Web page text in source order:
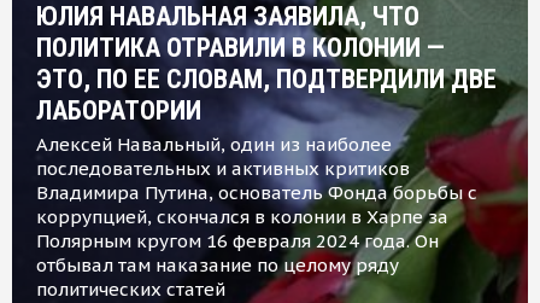
ЮЛИЯ НАВАЛЬНАЯ ЗАЯВИЛА, ЧТО
ПОЛИТИКА ОТРАВИЛИ В КОЛОНИИ —
ЭТО, ПО ЕЕ СЛОВАМ, ПОДТВЕРДИЛИ ДВЕ
ЛАБОРАТОРИИ
Алексей Навальный, один из наиболее
последовательных и активных критиков
Владимира Путина, основатель Фонда борьбы с
коррупцией, скончался в колонии в Харпе за
Полярным кругом 16 февраля 2024 года. Он
отбывал там наказание по целому ряду
политических статей